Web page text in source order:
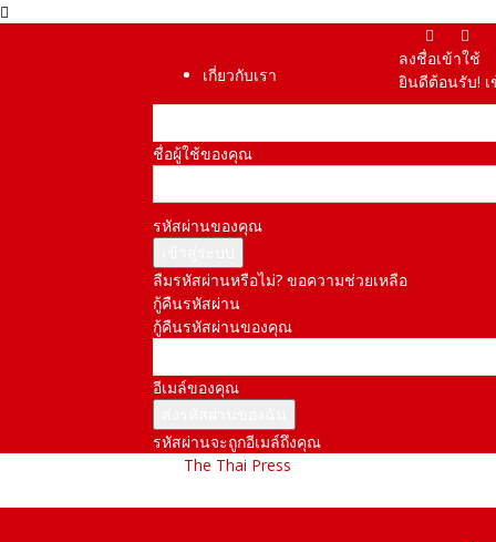
เกี่ยวกับเรา
ลงชื่อเข้าใช้
ยินดีต้อนรับ!
ชื่อผู้ใช้ของคุณ
รหัสผ่านของคุณ
ลืมรหัสผ่านหรือไม่? ขอความช่วยเหลือ
กู้คืนรหัสผ่าน
กู้คืนรหัสผ่านของคุณ
อีเมล์ของคุณ
รหัสผ่านจะถูกอีเมล์ถึงคุณ
The Thai Press